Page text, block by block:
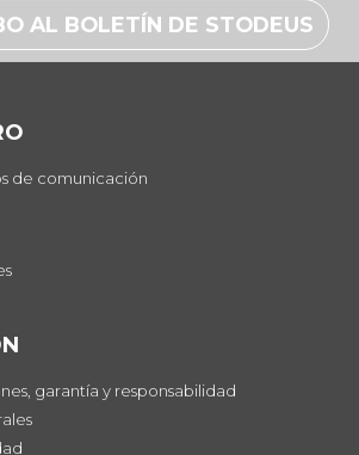
AL BOLETÍN DE STODEUS
de comunicación
garantía y responsabilidad